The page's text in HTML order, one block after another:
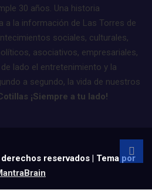
30 años. Una historia
a la información de Las Torres de
sociales, culturales,
asociativos, empresariales,
lado el entretenimiento y la
a segundo, la vida de nuestros
¡Siempre a tu lado!
reservados | Tema por